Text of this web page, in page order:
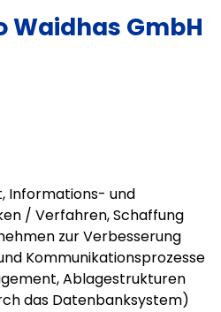
Waidhas GmbH
Informations- und
/ Verfahren, Schaffung
zur Verbesserung
Kommunikationsprozesse
Ablagestrukturen
das Datenbanksystem)